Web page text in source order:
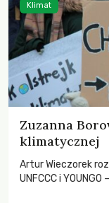
Zuzanna
klimatycznej
Artur Wieczorek
UNFCCC i
Klimat